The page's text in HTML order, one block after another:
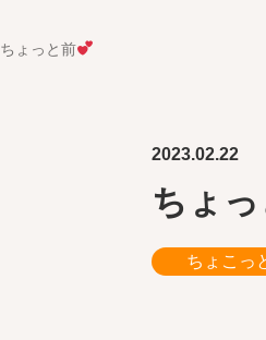
ちょっと前
2023.02.22
ちょ
ちょこっ